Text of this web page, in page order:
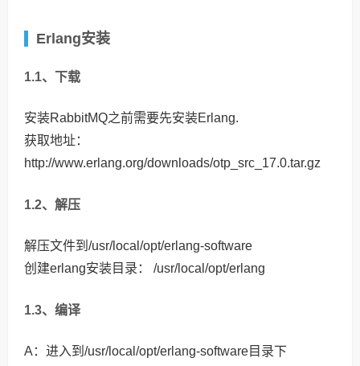
Erlang安装
1.1、下载
安装RabbitMQ之前需要先安装Erlang.
获取地址：
http://www.erlang.org/downloads/otp_src_17.0.tar.gz
1.2、解压
解压文件到/usr/local/opt/erlang-software
创建erlang安装目录： /usr/local/opt/erlang
1.3、编译
A：进入到/usr/local/opt/erlang-software目录下